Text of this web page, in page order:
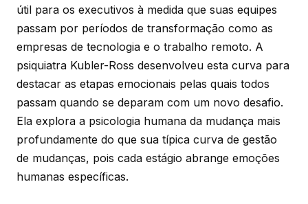
útil para os executivos à medida que suas equipes
passam por períodos de transformação como as
empresas de tecnologia e o trabalho remoto. A
psiquiatra Kubler-Ross desenvolveu esta curva para
destacar as etapas emocionais pelas quais todos
passam quando se deparam com um novo desafio.
Ela explora a psicologia humana da mudança mais
profundamente do que sua típica curva de gestão
de mudanças, pois cada estágio abrange emoções
humanas específicas.